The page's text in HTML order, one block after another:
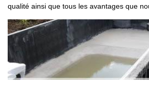
qualité ainsi que tous les avantages que